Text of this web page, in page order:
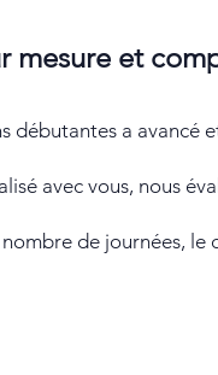
mesure et
débutantes a avancé
avec vous, nous
de journées, le